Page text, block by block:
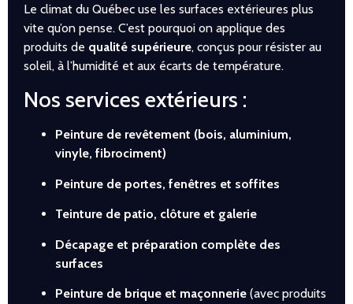
Le climat du Québec use les surfaces extérieures plus
vite qu’on pense. C’est pourquoi on applique des
produits de qualité supérieure, conçus pour résister au
soleil, à l’humidité et aux écarts de température.
Nos services extérieurs :
Peinture de revêtement (bois, aluminium,
vinyle, fibrociment)
Peinture de portes, fenêtres et soffites
Teinture de patio, clôture et galerie
Décapage et préparation complète des
surfaces
Peinture de brique et maçonnerie (avec produits